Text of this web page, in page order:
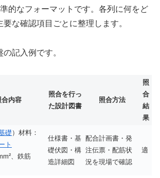
的なフォーマットです。各列に何をど
要な確認項目ごとに整理します。
記入例です。
合内容
照合を行っ
た設計図書
照合方法
照
合
結
果
礎）材料：
ト
、鉄筋
仕様書・基
礎伏図・構
造詳細図
配合計画書・発
注伝票・配筋状
況を現場で確認
適